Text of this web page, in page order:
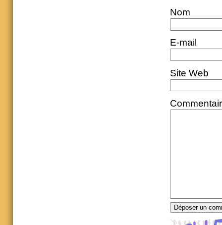
Nom
E-mail
Site Web